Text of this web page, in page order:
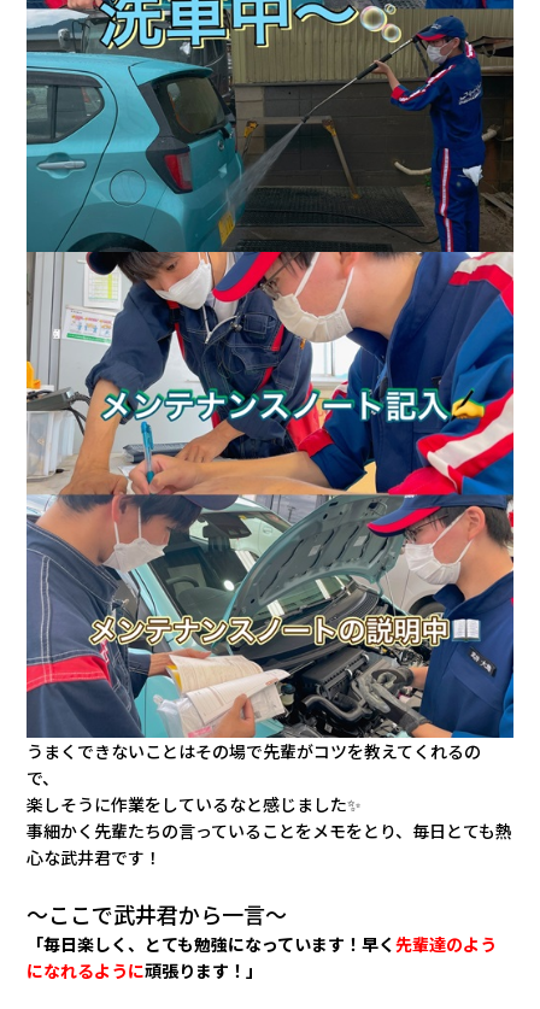
うまくできないことはその場で先輩がコツを教えてくれるの
で、
楽しそうに作業をしているなと感じました✨
事細かく先輩たちの言っていることをメモをとり、毎日とても熱
心な武井君です！
～ここで武井君から一言～
「毎日楽しく、とても勉強になっています！早く先輩達のよう
になれるように頑張ります！」